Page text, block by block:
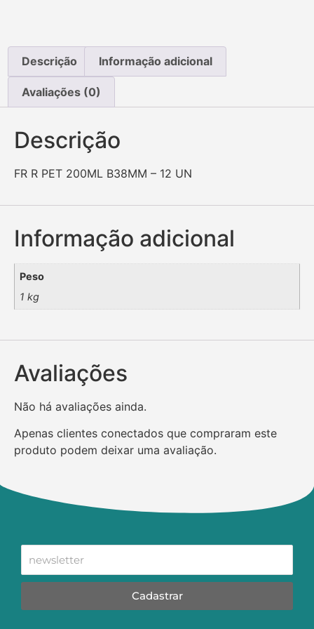
Descrição Informação adicional
Avaliações (0)
Descrição
FR R PET 200ML B38MM – 12 UN
Informação adicional
Peso
1 kg
Avaliações
Não há avaliações ainda.
Apenas clientes conectados que compraram este
produto podem deixar uma avaliação.
Cadastrar